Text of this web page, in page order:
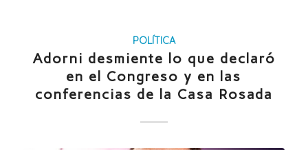
POLÍTICA
Adorni desmiente lo que declaró
en el Congreso y en las
conferencias de la Casa Rosada